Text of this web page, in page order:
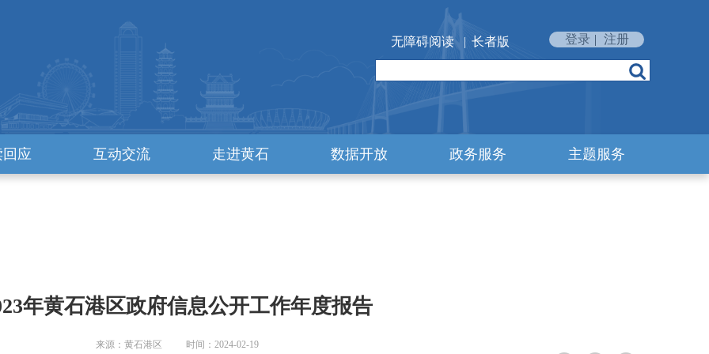
无障碍阅读 | 长者版 登录 | 注册
应 互动交流 走进黄石 数据开放 政务服务 主题服务
年黄石港区政府信息公开工作年度报告
来源：黄石港区 时间：2024-02-19